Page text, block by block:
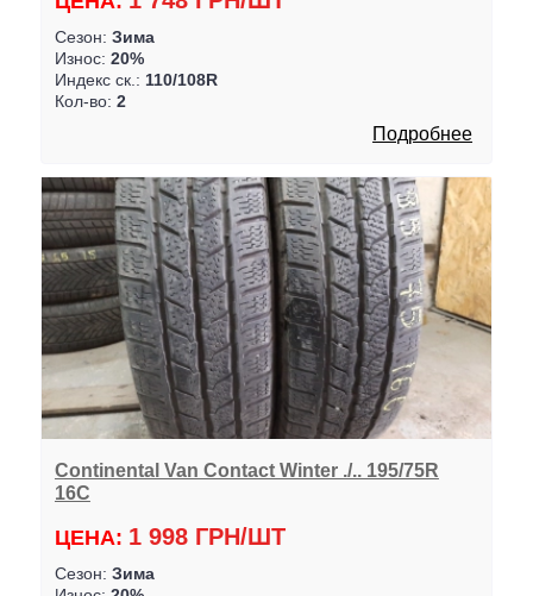
Сезон: Зима
Износ: 20%
Индекс ск.: 110/108R
Кол-во: 2
Подробнее
Continental Van Contact Winter ./.. 195/75R
16C
ЦЕНА: 1 998 ГРН/ШТ
Сезон: Зима